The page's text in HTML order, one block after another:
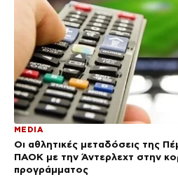
MEDIA
Οι αθλητικές μεταδόσεις της
ΠΑΟΚ με την Άντερλεχτ στην
προγράμματος